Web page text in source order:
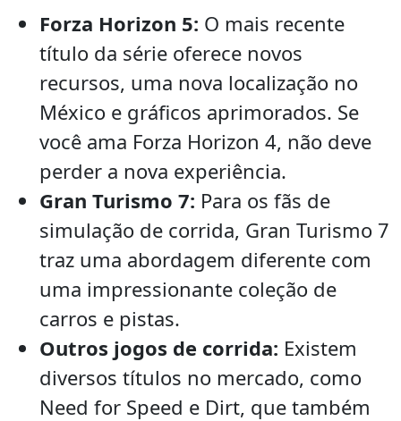
Forza Horizon 5: O mais recente
título da série oferece novos
recursos, uma nova localização no
México e gráficos aprimorados. Se
você ama Forza Horizon 4, não deve
perder a nova experiência.
Gran Turismo 7: Para os fãs de
simulação de corrida, Gran Turismo 7
traz uma abordagem diferente com
uma impressionante coleção de
carros e pistas.
Outros jogos de corrida: Existem
diversos títulos no mercado, como
Need for Speed e Dirt, que também